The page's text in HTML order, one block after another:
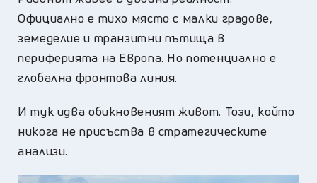
Официално е тихо място с малки градове,
земеделие и транзитни пътища в
периферията на Европа. Но потенциално е
глобална фронтова линия.
И тук идва обикновеният живот. Този, който
никога не присъства в стратегическите
анализи.